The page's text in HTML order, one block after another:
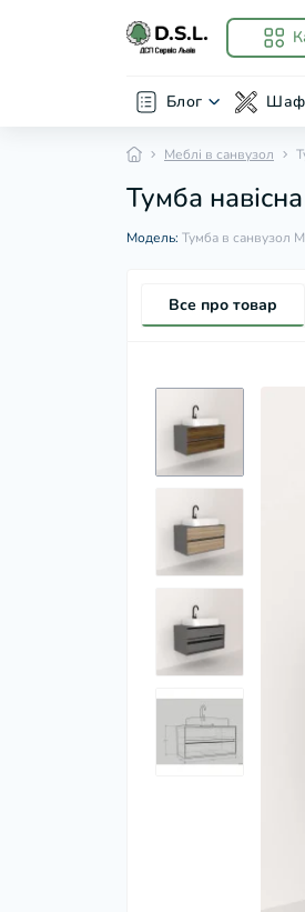
Блог
Меблі в санвузол
Тумба
Модель: Тумба в санвузол
Все про товар